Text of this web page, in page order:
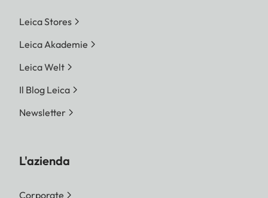
Leica Stores
Leica Akademie
Leica Welt
Il Blog Leica
Newsletter
L'azienda
Corporate